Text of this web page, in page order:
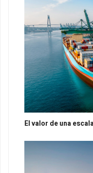
El valor de una